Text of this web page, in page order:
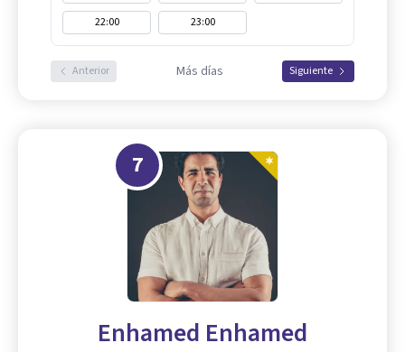
22:00
23:00
Anterior Más días Siguiente
7
Enhamed Enhamed